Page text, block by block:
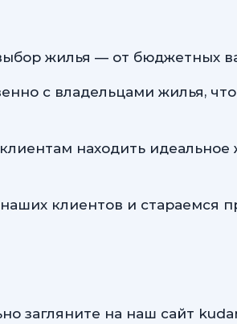
жилья — от бюджетных
с владельцами жилья,
находить идеальное
клиентов и стараемся
загляните на наш сайт